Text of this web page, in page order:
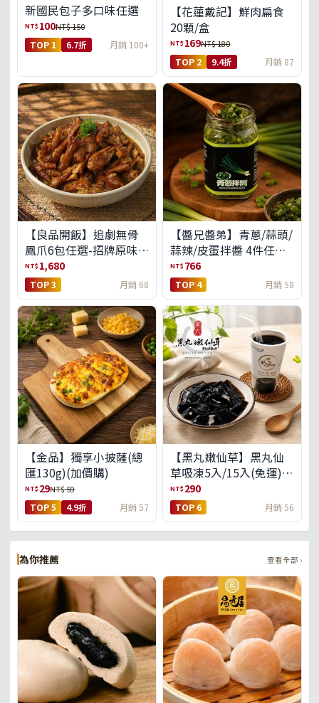
新國民包子多口味任選
NT$ 100NT$ 150
TOP 1 6.7折 月銷 100+
【花蓮戴記】鮮肉扁食
20顆/盒
NT$ 169NT$ 180
TOP 2 9.4折 月銷 87
【良品開飯】追劇無骨
鳳爪6包任選-招牌原味/
濃濃蒜香/過癮麻辣(免運
組)
NT$ 1,680
TOP 3 月銷 68
【醬兄醬弟】青蔥/蒜頭/
蒜辣/皮蛋拌醬 4件任選
(免運組)
NT$ 766
TOP 4 月銷 58
【金品】獨享小披薩(總
匯130g)(加價購)
NT$ 29NT$ 59
TOP 5 4.9折 月銷 57
【黑丸嫩仙草】黑丸仙
草吸凍5入/15入(免運)
(預購中8/14出貨)
NT$ 290
TOP 6 月銷 56
為你推薦 查看全部 ›